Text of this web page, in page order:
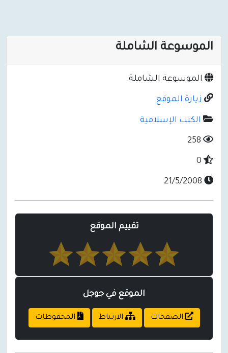
الموسوعة الشاملة
الموسوعة الشاملة
زيارة الموقع
الكتب الإسلامية
تقييم الموقع
الموقع في جوجل
الصفحات الارتباط المحفوظات